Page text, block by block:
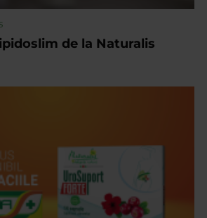
de la Naturalis